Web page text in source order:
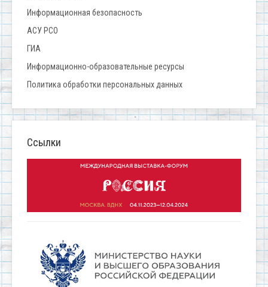
Информационная безопасность
АСУ РСО
ГИА
Информационно-образовательные ресурсы
Политика обработки персональных данных
Ссылки